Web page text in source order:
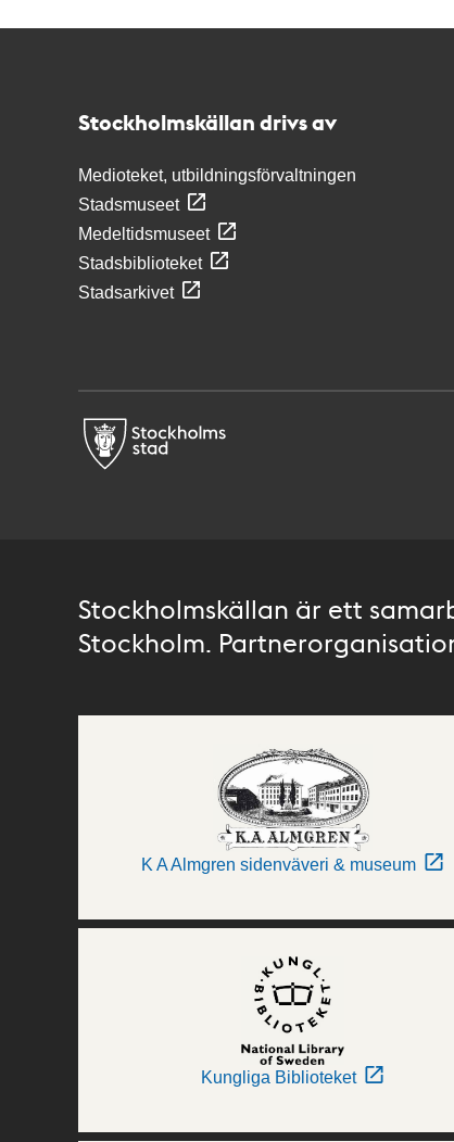
Stockholmskällan drivs av
Medioteket, utbildningsförvaltningen
Stadsmuseet
Medeltidsmuseet
Stadsbiblioteket
Stadsarkivet
Stockholmskällan är ett
Stockholm.
K A Almgren sidenväveri & museum
Kungliga Biblioteket